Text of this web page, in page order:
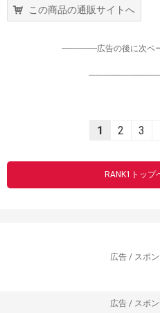
この商品の通販サイトへ
-----------------広告の後に次ペ
1 2 3
RANK1トップ
広告 / スポ
広告 / スポ